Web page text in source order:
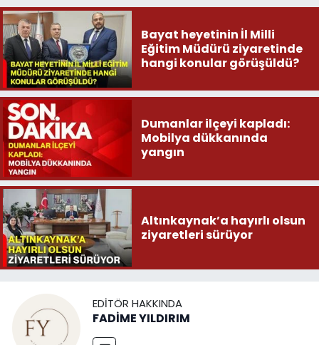
Bayat heyetinin İl Milli
Eğitim Müdürü ziyaretinde
hangi konular görüşüldü?
Dumanlar ilçeyi kapladı:
Mobilya dükkanında
yangın
Altınkaynak’a hayırlı olsun
ziyaretleri sürüyor
EDITÖR HAKKINDA
FADİME YILDIRIM